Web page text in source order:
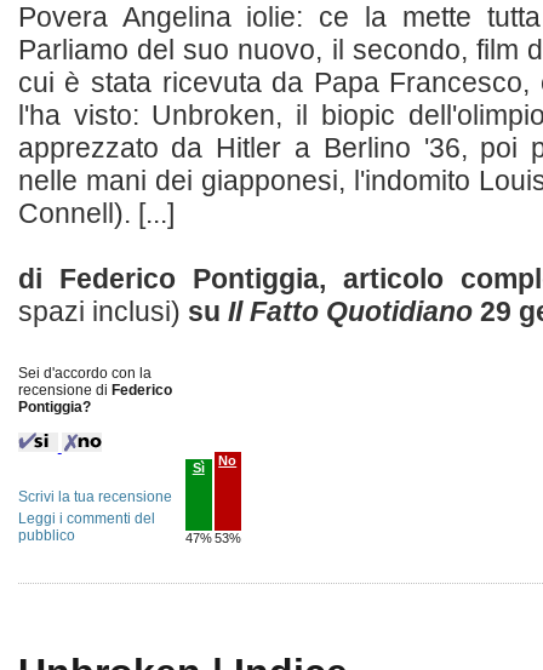
Povera Angelina iolie: ce la mette
Parliamo del suo nuovo, il secondo, film
cui è stata ricevuta da Papa
l'ha visto: Unbroken, il biopic
apprezzato da Hitler a Berlino '36, poi
nelle mani dei giapponesi, l'indomito
Connell). [...]
di Federico Pontiggia, articolo
spazi inclusi) su Il Fatto Quotidiano29
Sei d'accordo con la
recensione di Federico
Pontiggia?
Sì
47%
No
53%
Scrivi la tua recensione
Leggi i commenti del
pubblico